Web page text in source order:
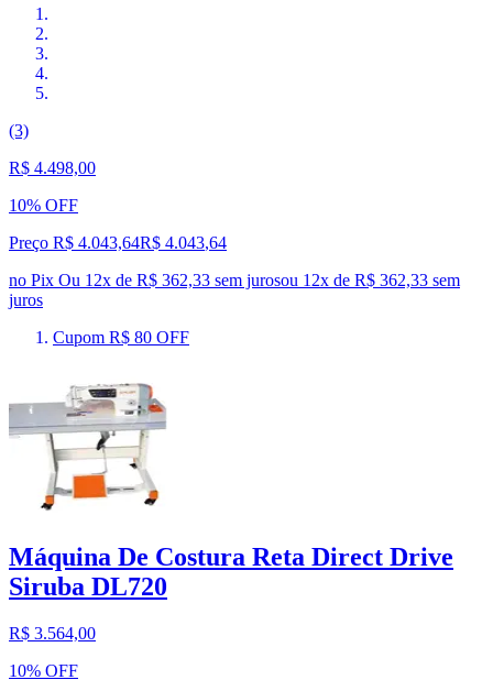
(3)
R$ 4.498,00
10% OFF
Preço R$ 4.043,64R$ 4.043,64
no Pix Ou 12x de R$ 362,33 sem jurosou 12x de R$ 362,33 sem
juros
Cupom R$ 80 OFF
Máquina De Costura Reta Direct Drive
Siruba DL720
R$ 3.564,00
10% OFF